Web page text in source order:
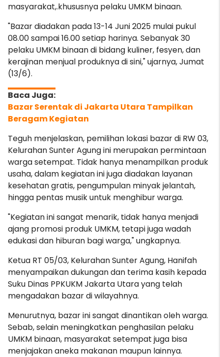
masyarakat,.khususnya pelaku UMKM binaan.
"Bazar diadakan pada 13-14 Juni 2025 mulai pukul
08.00 sampai 16.00setiap harinya. Sebanyak 30
pelaku UMKM binaan di bidang kuliner, fesyen, dan
kerajinan menjual produknya di sini," ujarnya, Jumat
(13/6).
Bazar Serentak di Jakarta Utara Tampilkan
Beragam Kegiatan
Teguh menjelaskan, pemilihan lokasi bazar di RW 03,
Kelurahan Sunter Agung ini merupakan permintaan
warga setempat. Tidak hanya menampilkan produk
usaha, dalam kegiatan ini juga diadakan layanan
kesehatan gratis, pengumpulan minyak jelantah,
hingga pentas musik untuk menghibur warga.
"Kegiatan ini sangat menarik, tidak hanya menjadi
ajang promosi produk UMKM, tetapi juga wadah
edukasi dan hiburan bagi warga," ungkapnya.
Ketua RT 05/03, Kelurahan Sunter Agung, Hanifah
menyampaikan dukungan dan terima kasih kepada
Suku Dinas PPKUKM Jakarta Utara yang telah
mengadakan bazar di wilayahnya.
Menurutnya, bazar ini sangat dinantikan oleh warga.
Sebab, selain meningkatkan penghasilan pelaku
UMKM binaan, masyarakat setempat juga bisa
menjajakan aneka makanan maupun lainnya.